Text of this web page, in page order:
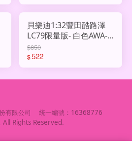
貝樂迪1:32豐田酷路澤
LC79限量版- 白色AWA-
MX001
$850
$522
有限公司 統一編號： 16368776
, All Rights Reserved.